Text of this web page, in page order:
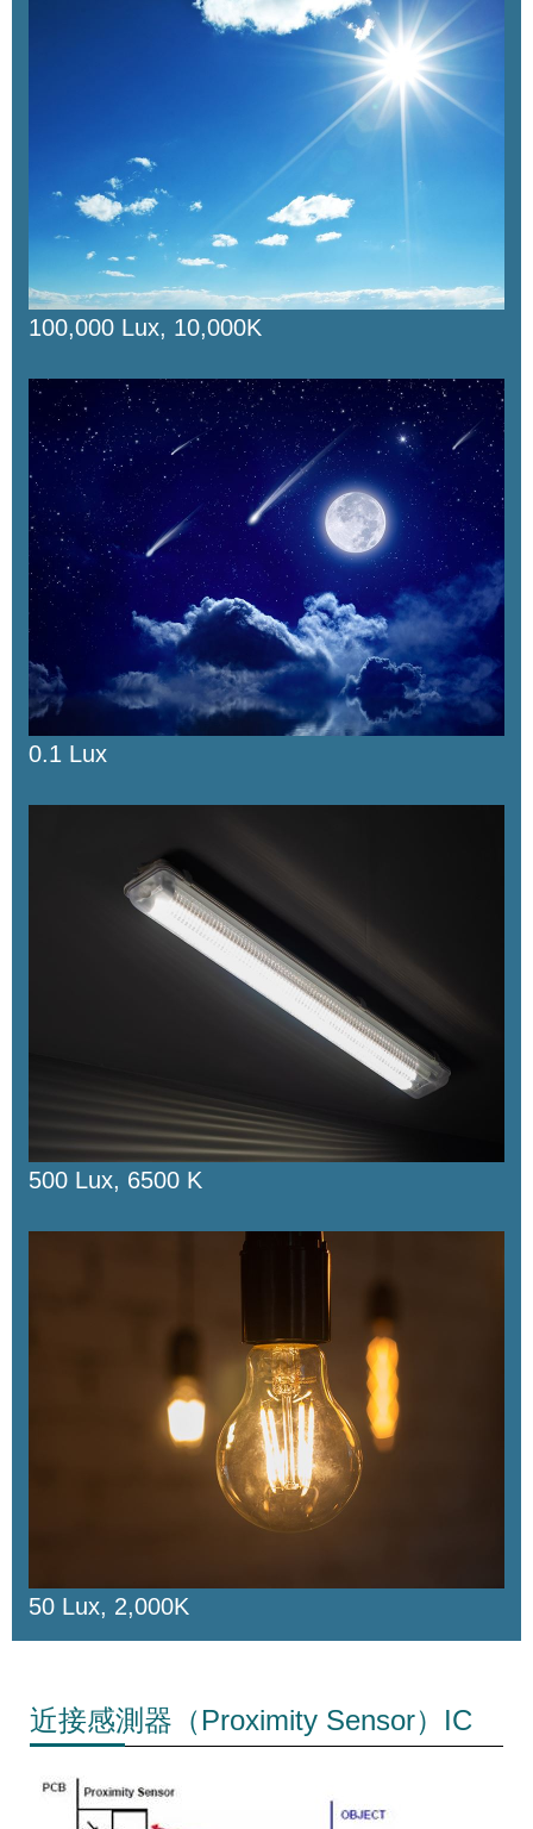
100,000 Lux, 10,000K
0.1 Lux
500 Lux, 6500 K
50 Lux, 2,000K
近接感測器（Proximity Sensor）IC